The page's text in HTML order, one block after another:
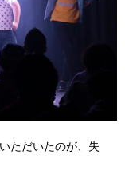
ただいたのが、失